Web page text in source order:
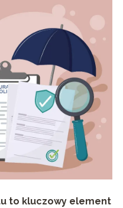
to kluczowy element